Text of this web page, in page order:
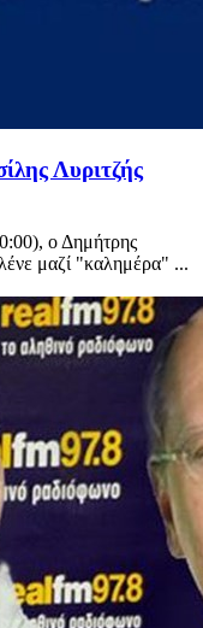
Λυριτζής
ο Δημήτρης
μαζί "καλημέρα" ...